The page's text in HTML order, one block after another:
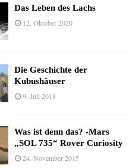
Das Leben des Lachs
12. Oktober 2020
Die Geschichte der
Kubushäuser
9. Juli 2018
Was ist denn das? -Mars
„SOL 735“ Rover Curiosity
24. November 2015